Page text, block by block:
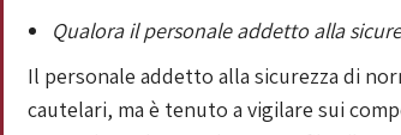
Qualora il personale addetto alla
Il personale addetto alla sicurezza di
cautelari, ma è tenuto a vigilare sui